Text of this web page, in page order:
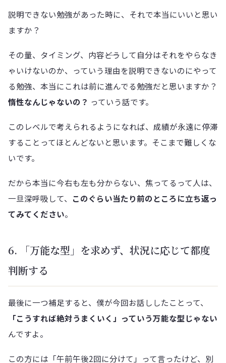
説明できない勉強があった時に、それで本当にいいと思い
ますか？
その量、タイミング、内容――どうして自分はそれをやらなき
ゃいけないのか、っていう理由を説明できないのにやって
る勉強、本当にこれは前に進んでる勉強だと思いますか？
惰性なんじゃないの？ っていう話です。
このレベルで考えられるようになれば、成績が永遠に停滞
することってほとんどないと思います。そこまで難しくな
いです。
だから本当に今右も左も分からない、焦ってるって人は、
一旦深呼吸して、 このぐらい当たり前のところに立ち返っ
てみてください。
6. 「万能な型」を求めず、状況に応じて都度
判断する
最後に一つ補足すると、僕が今回お話ししたことって、
「こうすれば絶対うまくいく」っていう万能な型じゃない
んですよ。
この方には「午前午後2回に分けて」って言ったけど、別